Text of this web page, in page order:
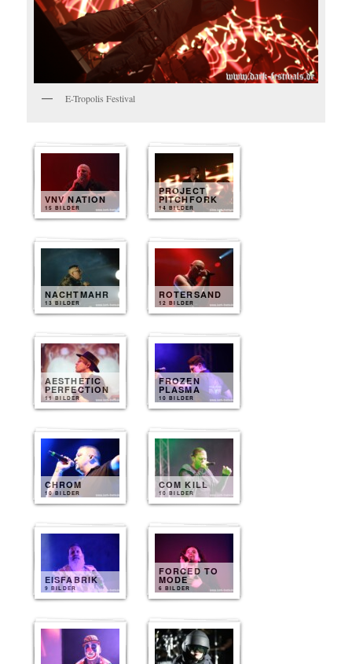
E-Tropolis Festival
VNV NATION
15 BILDER
PROJECT
PITCHFORK
14 BILDER
NACHTMAHR
13 BILDER
ROTERSAND
12 BILDER
AESTHETIC
PERFECTION
11 BILDER
FROZEN
PLASMA
10 BILDER
CHROM
10 BILDER
COM KILL
10 BILDER
EISFABRIK
9 BILDER
FORCED TO
MODE
6 BILDER